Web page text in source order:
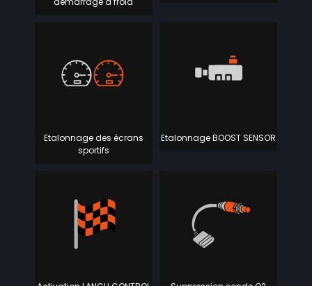
Etalonnage des écrans
sportifs
Etalonnage BOOST SENSOR